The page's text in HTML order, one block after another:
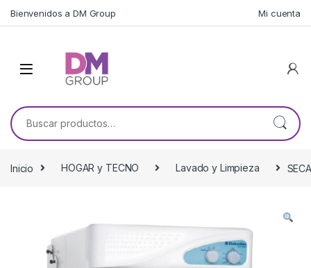
Bienvenidos a DM Group Mi cuenta
Buscar por:
Inicio HOGAR y TECNO Lavado y Limpieza